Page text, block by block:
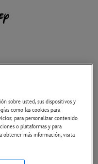
sobre usted, sus dispositivos y
como las cookies para
para personalizar contenido
o plataformas y para
obtener más información, visita